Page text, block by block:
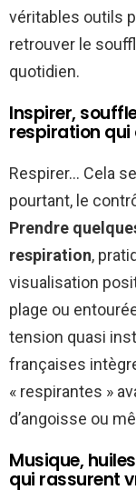
véritables outils
retrouver le
quotidien.
Inspirer,
respiration
Respirer… Cela
pourtant, le
Prendre
respiration,
visualisation
plage ou
tension quasi
françaises
« respirantes »
d’angoisse ou
Musique,
qui rassurent